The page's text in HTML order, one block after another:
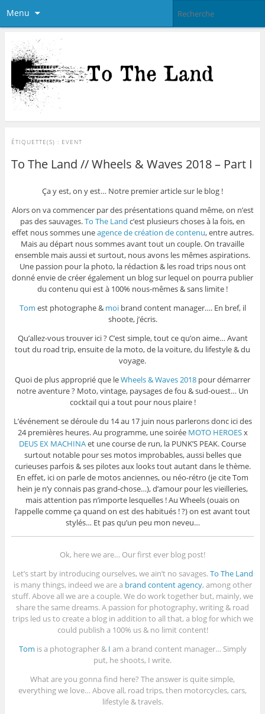
Menu
ÉTIQUETTE(S) : EVENT
To The Land // Wheels & Waves 2018 – Part I
Ça y est, on y est… Notre premier article sur le blog !
Alors on va commencer par des présentations quand même, on n’est
pas des sauvages.To The Land c’est plusieurs choses à la fois, en
effet nous sommes uneagence de création de contenu, entre autres.
Mais au départ nous sommes avant tout un couple. On travaille
ensemble mais aussi et surtout, nous avons les mêmes aspirations.
Une passion pour la photo, la rédaction & les road trips nous ont
donné envie de créer également un blog sur lequel on pourra publier
du contenu qui est à 100% nous-mêmes & sans limite !
Tom est photographe & moibrand content manager…. En bref, il
shoote, j’écris.
Qu’allez-vous trouver ici ? C’est simple, tout ce qu’on aime… Avant
tout du road trip, ensuite de la moto, de la voiture, du lifestyle & du
voyage.
Quoi de plus approprié que leWheels & Waves 2018 pour démarrer
notre aventure ? Moto, vintage, paysages de fou & sud-ouest… Un
cocktail qui a tout pour nous plaire !
L’événement se déroule du 14 au 17 juin nous parlerons donc ici des
24 premières heures. Au programme, une soirée MOTO HEROESx
DEUS EX MACHINAet une course de run, la PUNK’S PEAK. Course
surtout notable pour ses motos improbables, aussi belles que
curieuses parfois & ses pilotes aux looks tout autant dans le thème.
En effet, ici on parle de motos anciennes, ou néo-rétro (je cite Tom
hein je n’y connais pas grand-chose…), d’amour pour les vieilleries,
mais attention pas n’importe lesquelles ! Au Wheels (ouais on
l’appelle comme ça quand on est des habitués ! ?) on est avant tout
stylés… Et pas qu’un peu mon neveu…
Ok, here we are… Our first ever blog post!
Let’s start by introducing ourselves, we ain’t no savages.To The Land
is many things, indeed we are a brand content agency, among other
stuff. Above all we are a couple. We do work together but, mainly, we
share the same dreams. A passion for photography, writing & road
trips led us to create a blog in addition to all that, a blog for which we
could publish a 100% us & no limit content!
Tom is a photographer & I am a brand content manager… Simply
put, he shoots, I write.
What are you gonna find here? The answer is quite simple,
everything we love… Above all, road trips, then motorcycles, cars,
lifestyle & travels.